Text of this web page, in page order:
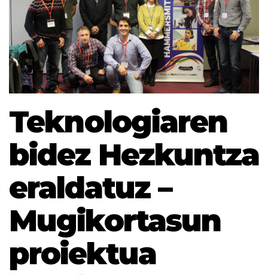
Teknologiaren
bidez Hezkuntza
eraldatuz –
Mugikortasun
proiektua